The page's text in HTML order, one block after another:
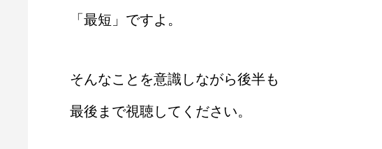
「最短」ですよ。
そんなことを意識しながら後半も
最後まで視聴してください。